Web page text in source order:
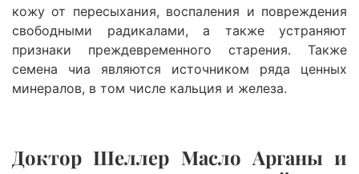
кожу от пересыхания, воспаления и повреждения
свободными радикалами, а также устраняют
признаки преждевременного старения. Также
семена чиа являются источником ряда ценных
минералов, в том числе кальция и железа.
Доктор Шеллер Масло Арганы и